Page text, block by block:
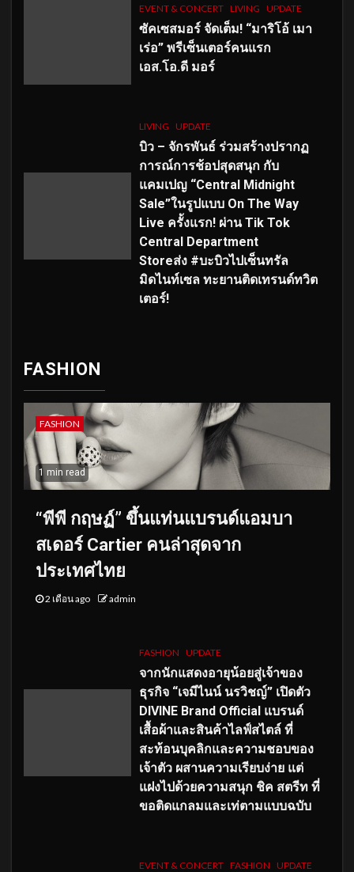
EVENT & CONCERT LIVING UPDATE
ซัคเซสมอร์ จัดเต็ม! “มาริโอ้ เมา
เร่อ” พรีเซ็นเตอร์คนแรก
เอส.โอ.ดี มอร์
LIVING UPDATE
บิว – จักรพันธ์ ร่วมสร้างปรากฏ
การณ์การช้อปสุดสนุก กับ
แคมเปญ “Central Midnight
Sale”ในรูปแบบ On The Way
Live ครั้งแรก! ผ่าน Tik Tok
Central Department
Storeส่ง #บะบิวไปเซ็นทรัล
มิดไนท์เซล ทะยานติดเทรนด์ทวิต
เตอร์!
FASHION
FASHION
1 min read
“พีพี กฤษฏ์” ขึ้นแท่นแบรนด์แอมบา
สเดอร์ Cartier คนล่าสุดจาก
ประเทศไทย
2 เดือน ago admin
FASHION UPDATE
จากนักแสดงอายุน้อยสู่เจ้าของ
ธุรกิจ “เจมีไนน์ นรวิชญ์” เปิดตัว
DIVINE Brand Official แบรนด์
เสื้อผ้าและสินค้าไลฟ์สไตล์ ที่
สะท้อนบุคลิกและความชอบของ
เจ้าตัว ผสานความเรียบง่าย แต่
แฝงไปด้วยความสนุก ชิค สตรีท ที่
ขอติดแกลมและเท่ตามแบบฉบับ
EVENT & CONCERT FASHION UPDATE